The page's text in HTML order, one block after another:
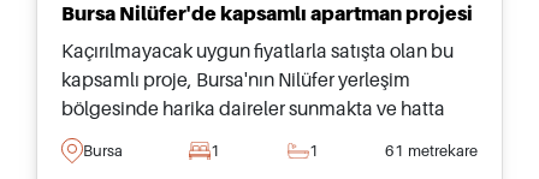
Bursa Nilüfer'de kapsamlı apartman projesi
Kaçırılmayacak uygun fiyatlarla satışta olan bu
kapsamlı proje, Bursa'nın Nilüfer yerleşim
bölgesinde harika daireler sunmakta ve hatta
ihtiyaç duyulan her şeyi sağlayan yerinde bir
alışveriş merkezini içermektedir.
Bursa 1 1 61 metrekare